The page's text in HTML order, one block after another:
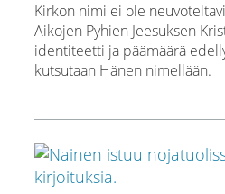
Kirkon nimi ei ole
Aikojen Pyhien Jeesuksen
identiteetti ja päämäärä
kutsutaan Hänen nimellään.